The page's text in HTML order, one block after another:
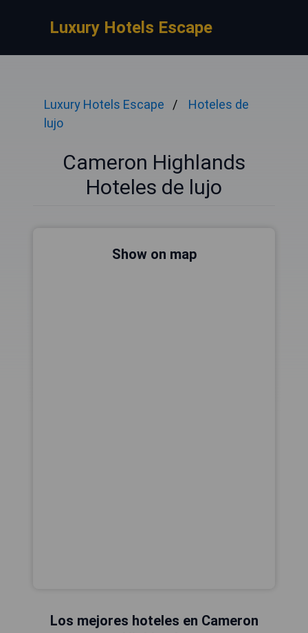
Luxury Hotels Escape
Luxury Hotels Escape
Hoteles de
lujo
Cameron Highlands
Hoteles de lujo
Show on map
Los mejores hoteles en Cameron